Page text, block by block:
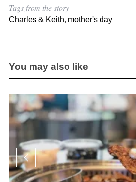
Tags from the story
Charles & Keith, mother's day
You may also like